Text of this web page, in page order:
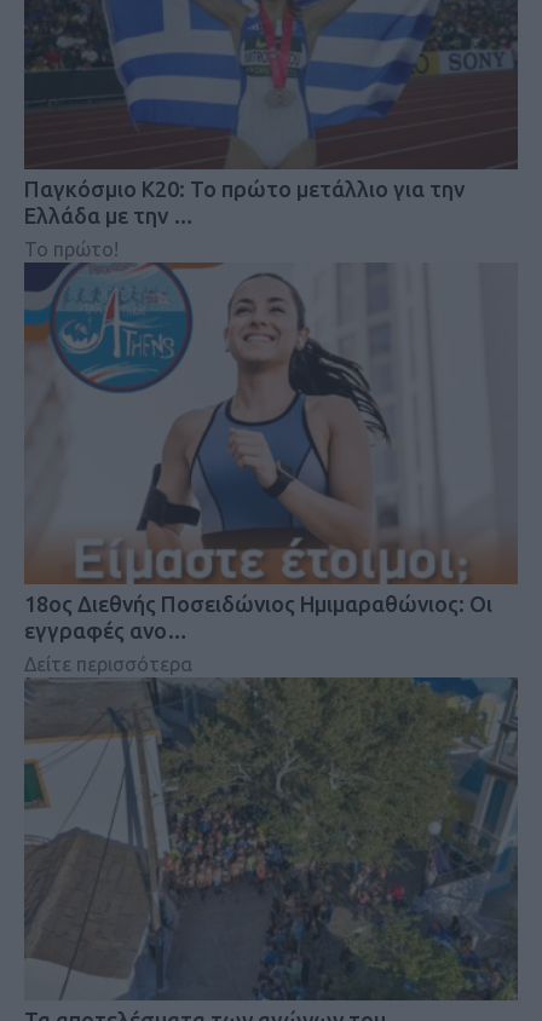
Παγκόσμιο Κ20: Το πρώτο μετάλλιο για την
Ελλάδα με την …
Το πρώτο!
18oς Διεθνής Ποσειδώνιος Ημιμαραθώνιος: Οι
εγγραφές ανο…
Δείτε περισσότερα